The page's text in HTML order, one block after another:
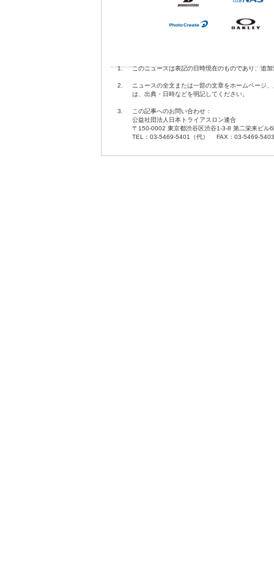
1. このニュースは表記の日時現在のものであり、追
2.
ニュースの全文または一部の文章をホームページ
は、出典・日時などを明記してください。
3.
この記事へのお問い合わせ：
公益社団法人日本トライアスロン連合
〒150-0002 東京都渋谷区渋谷1-3-8 第二栄来ビル
TEL：03-5469-5401（代） FAX：03-5469-